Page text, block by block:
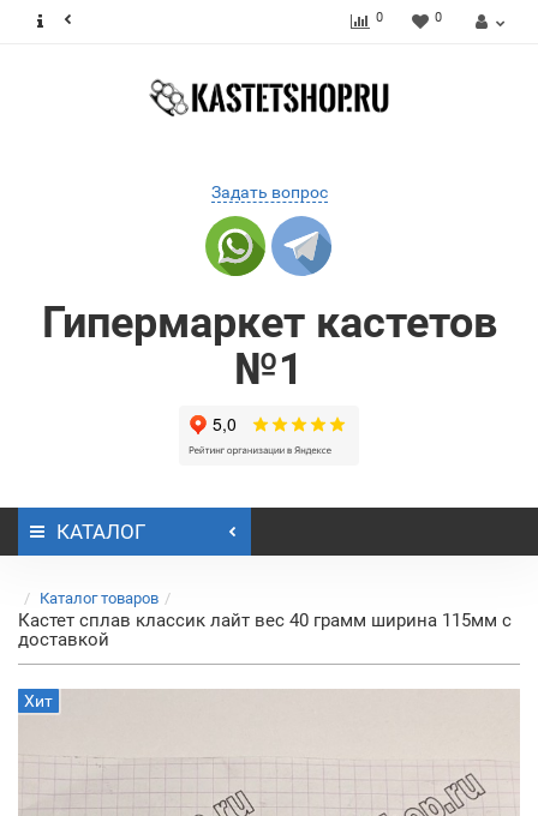
0 0
Задать вопрос
Гипермаркет кастетов
№1
КАТАЛОГ
Каталог товаров
Кастет сплав классик лайт вес 40 грамм ширина 115мм с
доставкой
Хит